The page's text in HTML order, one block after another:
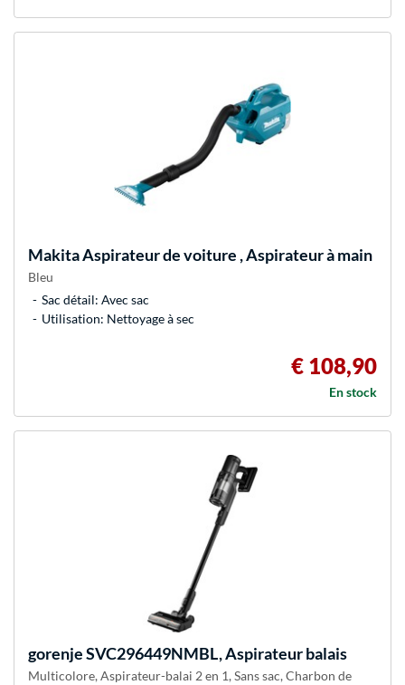
MakitaAspirateur de voiture , Aspirateur à main
Bleu
Sac détail: Avec sac
Utilisation: Nettoyage à sec
€ 108,90
En stock
gorenjeSVC296449NMBL, Aspirateur balais
Multicolore, Aspirateur-balai 2 en 1, Sans sac, Charbon de